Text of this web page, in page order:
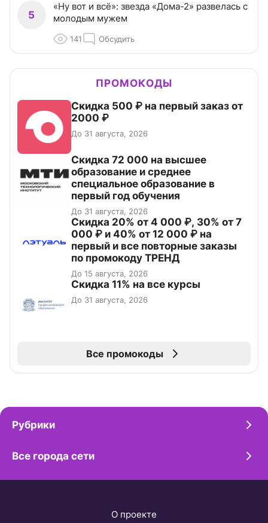
5
«Ну вот и всё»: звезда «Дома-2» развелась с
молодым мужем
141 Обсудить
ПРОМОКОДЫ
Скидка 500 ₽ на первый заказ от
2000 ₽
До 31 августа, 2026
Скидка 72 000 на высшее
образование и среднее
специальное образование в
первый год обучения
До 31 августа, 2026
Скидка 20% от 4 000 ₽, 30% от 7
000 ₽ и 40% от 12 000 ₽ на
первый и все повторные заказы
по промокоду ТРЕНД
До 15 августа, 2026
Скидка 11% на все курсы
До 31 августа, 2026
Все промокоды
Рубрики
Все города сети
О проекте